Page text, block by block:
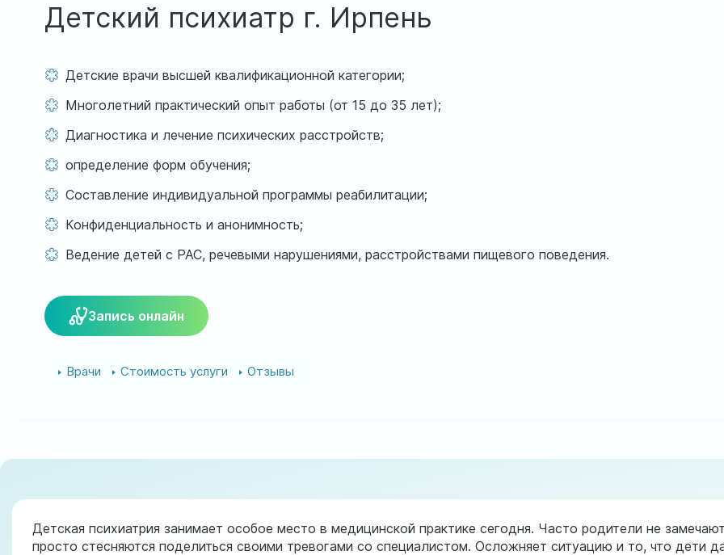
Детский психиатр г. Ирпень
Детские врачи высшей квалификационной категории;
Многолетний практический опыт работы (от 15 до 35 лет);
Диагностика и лечение психических расстройств;
определение форм обучения;
Составление индивидуальной программы реабилитации;
Конфиденциальность и анонимность;
Ведение детей с РАС, речевыми нарушениями, расстройствами пищевого поведения.
Запись онлайн
Врачи Стоимость услуги Отзывы
Детская психиатрия занимает особое место в медицинской практике сегодня. Часто родители не
просто стесняются поделиться своими тревогами со специалистом. Осложняет ситуацию и то, что дети